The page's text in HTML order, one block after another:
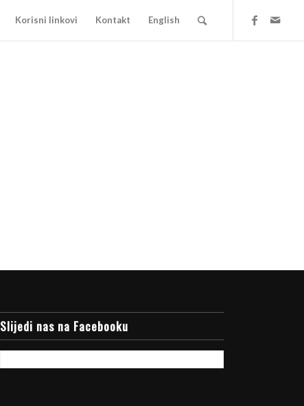
Korisni linkovi Kontakt English
Slijedi nas na Facebooku